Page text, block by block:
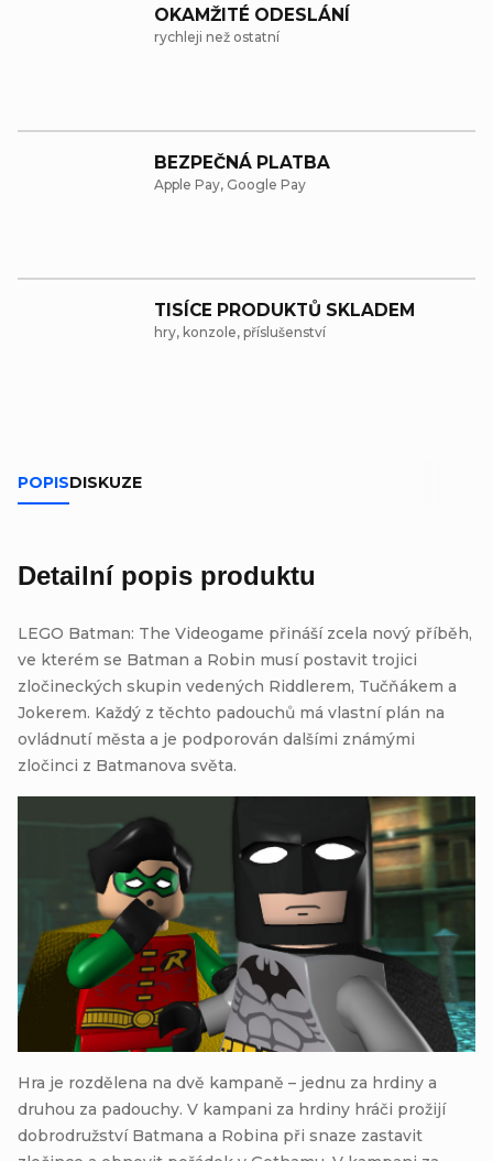
OKAMŽITÉ ODESLÁNÍ
rychleji než ostatní
BEZPEČNÁ PLATBA
Apple Pay, Google Pay
TISÍCE PRODUKTŮ SKLADEM
hry, konzole, příslušenství
POPISDISKUZE
Detailní popis produktu
LEGO Batman: The Videogame přináší zcela nový příběh,
ve kterém se Batman a Robin musí postavit trojici
zločineckých skupin vedených Riddlerem, Tučňákem a
Jokerem. Každý z těchto padouchů má vlastní plán na
ovládnutí města a je podporován dalšími známými
zločinci z Batmanova světa.
Hra je rozdělena na dvě kampaně – jednu za hrdiny a
druhou za padouchy. V kampani za hrdiny hráči prožijí
dobrodružství Batmana a Robina při snaze zastavit